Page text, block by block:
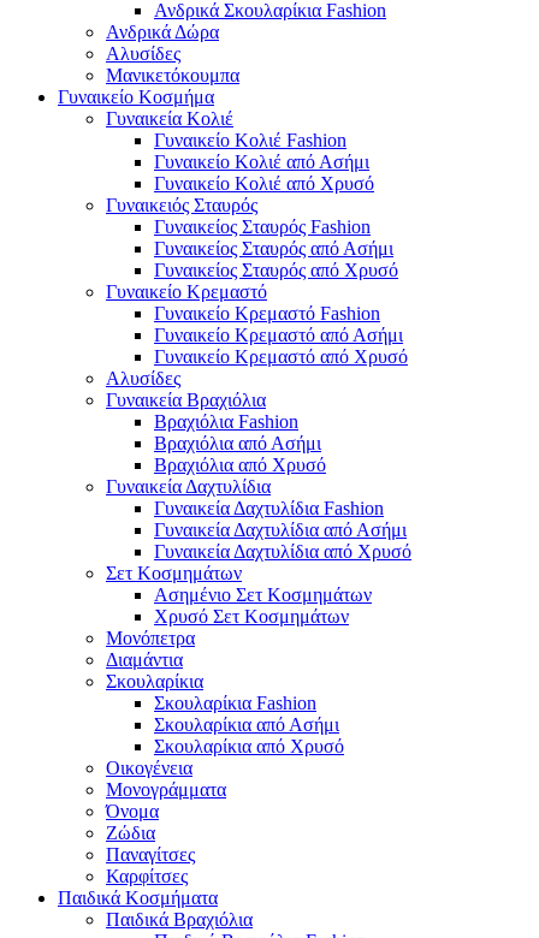
Ανδρικά Σκουλαρίκια Fashion
Ανδρικά Δώρα
Αλυσίδες
Μανικετόκουμπα
Γυναικείο Κοσμήμα
Γυναικεία Κολιέ
Γυναικείο Κολιέ Fashion
Γυναικείο Κολιέ από Ασήμι
Γυναικείο Κολιέ από Χρυσό
Γυναικειός Σταυρός
Γυναικείος Σταυρός Fashion
Γυναικείος Σταυρός από Ασήμι
Γυναικείος Σταυρός από Χρυσό
Γυναικείο Κρεμαστό
Γυναικείο Κρεμαστό Fashion
Γυναικείο Κρεμαστό από Ασήμι
Γυναικείο Κρεμαστό από Χρυσό
Αλυσίδες
Γυναικεία Βραχιόλια
Βραχιόλια Fashion
Βραχιόλια από Ασήμι
Βραχιόλια από Χρυσό
Γυναικεία Δαχτυλίδια
Γυναικεία Δαχτυλίδια Fashion
Γυναικεία Δαχτυλίδια από Ασήμι
Γυναικεία Δαχτυλίδια από Χρυσό
Σετ Κοσμημάτων
Ασημένιο Σετ Κοσμημάτων
Χρυσό Σετ Κοσμημάτων
Μονόπετρα
Διαμάντια
Σκουλαρίκια
Σκουλαρίκια Fashion
Σκουλαρίκια από Ασήμι
Σκουλαρίκια από Χρυσό
Οικογένεια
Μονογράμματα
Όνομα
Ζώδια
Παναγίτσες
Καρφίτσες
Παιδικά Κοσμήματα
Παιδικά Βραχιόλια